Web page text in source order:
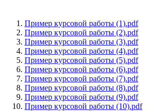
Пример курсовой работы (1).pdf
Пример курсовой работы (2).pdf
Пример курсовой работы (3).pdf
Пример курсовой работы (4).pdf
Пример курсовой работы (5).pdf
Пример курсовой работы (6).pdf
Пример курсовой работы (7).pdf
Пример курсовой работы (8).pdf
Пример курсовой работы (9).pdf
Пример курсовой работы (10).pdf